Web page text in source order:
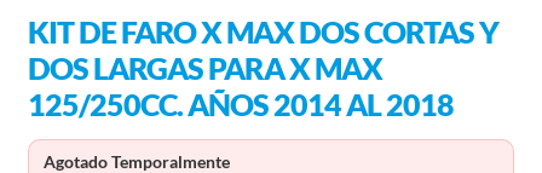
KIT DE FARO X MAX DOS CORTAS Y
DOS LARGAS PARA X MAX
125/250CC. AÑOS 2014 AL 2018
Agotado Temporalmente